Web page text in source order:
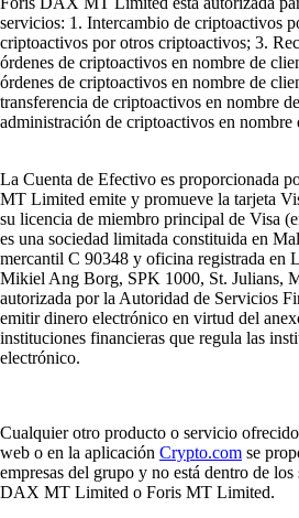
servicios: 1. Intercambio de criptoactivos
criptoactivos por otros criptoactivos; 3.
órdenes de criptoactivos en nombre de
órdenes de criptoactivos en nombre de
transferencia de criptoactivos en nombre
administración de criptoactivos en nombre
La Cuenta de Efectivo es proporcionada
MT Limited emite y promueve la tarjeta
su licencia de miembro principal de Visa
es una sociedad limitada constituida en
mercantil C 90348 y oficina registrada en
Mikiel Ang Borg, SPK 1000, St. Julians,
autorizada por la Autoridad de Servicios
emitir dinero electrónico en virtud del
instituciones financieras que regula las
electrónico.
Cualquier otro producto o servicio
web o en la aplicación Crypto.com se
empresas del grupo y no está dentro de
DAX MT Limited o Foris MT Limited.